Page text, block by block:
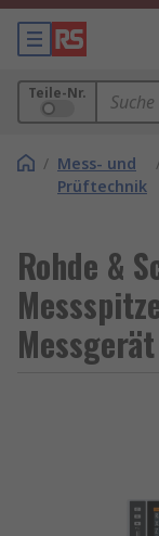
Teile-Nr.
/ Mess- und
Prüftechnik
Rohde &